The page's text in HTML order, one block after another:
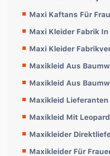
Maxi Kaftans Für
Maxi Kleider Fabrik
Maxi Kleider
Maxikleid Aus
Maxikleid Aus
Maxikleid Lieferanten
Maxikleid Mit
Maxikleider
Maxikleider Für